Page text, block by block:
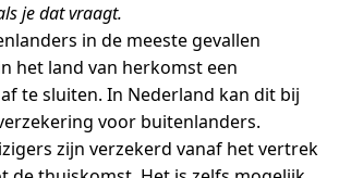
je dat vraagt.
in de meeste gevallen
het land van herkomst een
te sluiten. In Nederland kan dit bij
voor buitenlanders.
zijn verzekerd vanaf het vertrek